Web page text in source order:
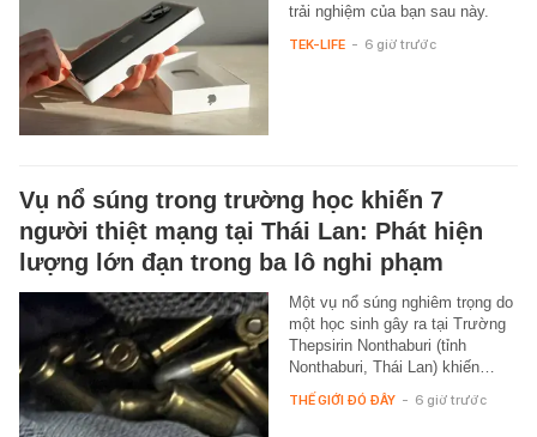
trải nghiệm của bạn sau này.
TEK-LIFE - 6 giờ trước
Vụ nổ súng trong trường học khiến 7
người thiệt mạng tại Thái Lan: Phát hiện
lượng lớn đạn trong ba lô nghi phạm
Một vụ nổ súng nghiêm trọng do
một học sinh gây ra tại Trường
Thepsirin Nonthaburi (tỉnh
Nonthaburi, Thái Lan) khiến…
THẾ GIỚI ĐÓ ĐÂY - 6 giờ trước